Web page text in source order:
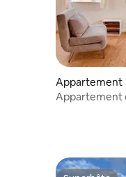
Appartement
Appartement